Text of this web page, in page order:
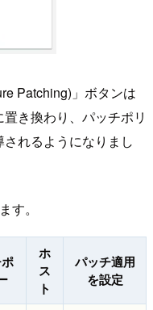
Patching)」ボタンは
き換わり、パッチポリ
れるようになりまし
す。
ホ
ス
ト
パッチ適用
を設定